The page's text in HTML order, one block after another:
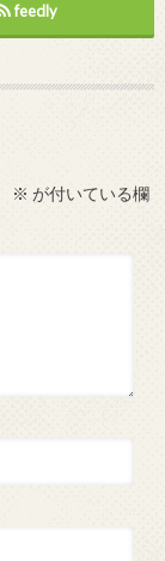
feedly
※ が付いている欄